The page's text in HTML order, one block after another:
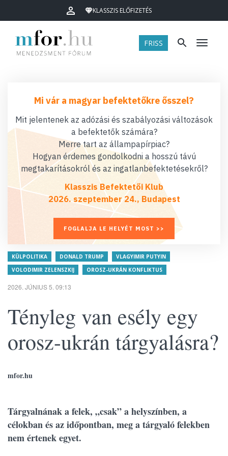
KLASSZIS ELŐFIZETÉS
FRISS Menü
Mi vár a magyar befektetőkre ősszel?
Mit jelentenek az adózási és szabályozási változások
a befektetők számára?
Merre tart az állampapírpiac?
Hogyan érdemes gondolkodni a hosszú távú
megtakarításokról és az ingatlanbefektetésekről?
Klasszis Befektetői Klub
2026. szeptember 24., Budapest
FOGLALJA LE HELYÉT MOST >>
KÜLPOLITIKA DONALD TRUMP
VLAGYIMIR PUTYIN
VOLODIMIR ZELENSZKIJ
OROSZ-UKRÁN KONFLIKTUS
2026. JÚNIUS 5. 09:13
Tényleg van esély egy
orosz-ukrán tárgyalásra?
mfor.hu
Tárgyalnának a felek, „csak” a helyszínben, a
célokban és az időpontban, meg a tárgyaló felekben
nem értenek egyet.